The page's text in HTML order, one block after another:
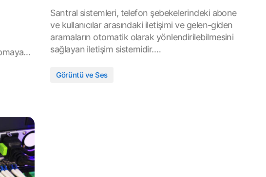
Santral sistemleri, telefon şebekelerindeki abone
ve kullanıcılar arasındaki iletişimi ve gelen-giden
aramaların otomatik olarak yönlendirilebilmesini
sağlayan iletişim sistemidir.…
Görüntü ve Ses